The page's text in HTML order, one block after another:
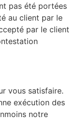
pas été portées
au client par le
par le client
vous satisfaire.
exécution des
notre